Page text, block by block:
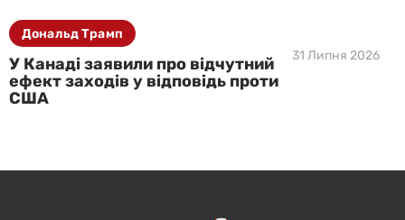
У Канаді заявили про відчутний
ефект заходів у відповідь проти
США
31 Липня 2026
Дональд Трамп